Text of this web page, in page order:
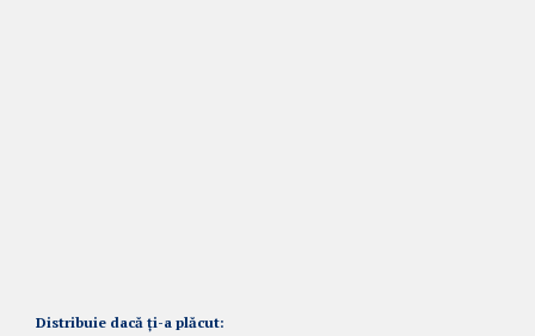
Distribuie dacă ți-a plăcut: